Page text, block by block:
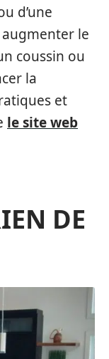
d’une
le
coussin ou
la
et
le site web
DE